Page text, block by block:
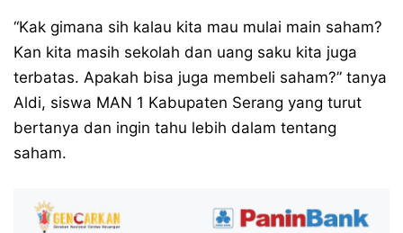
“Kak gimana sih kalau kita mau mulai main saham?
Kan kita masih sekolah dan uang saku kita juga
terbatas. Apakah bisa juga membeli saham?” tanya
Aldi, siswa MAN 1 Kabupaten Serang yang turut
bertanya dan ingin tahu lebih dalam tentang
saham.